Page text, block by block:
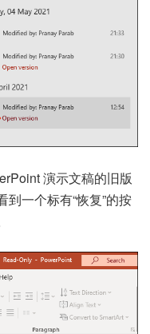
演示文稿的旧版
一个标有“恢复”的按